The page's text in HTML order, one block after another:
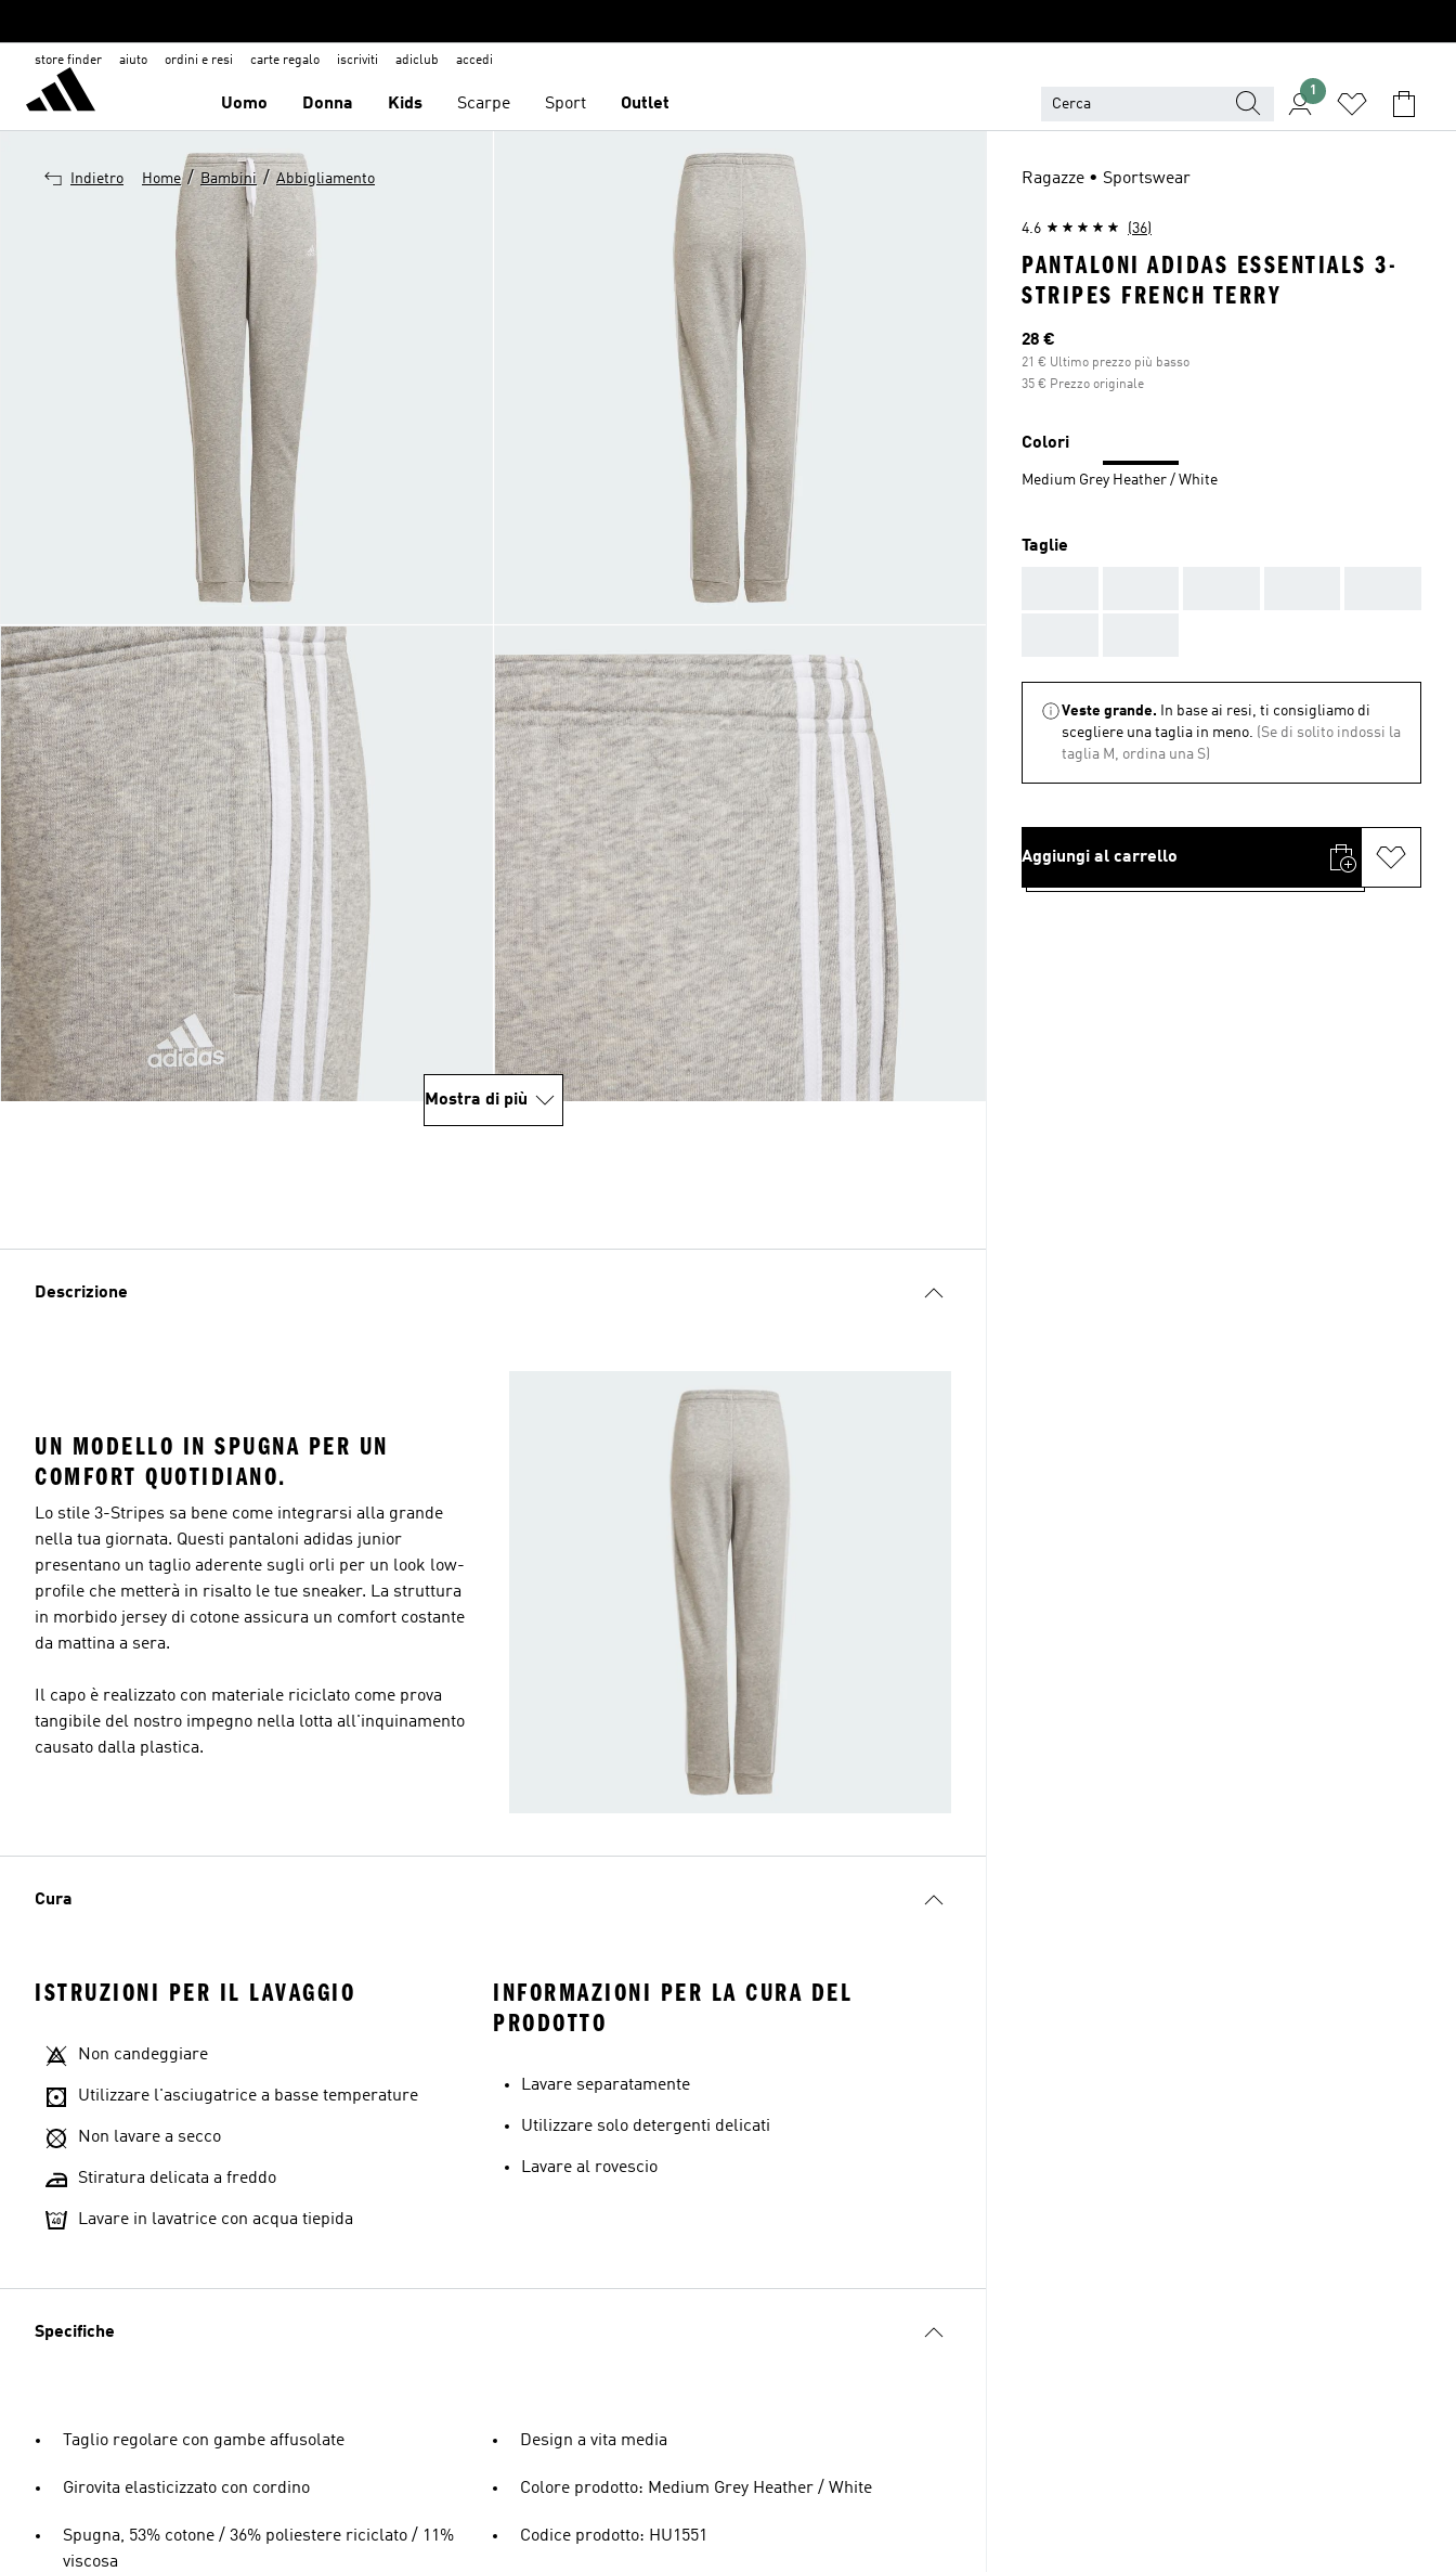
store finder aiuto ordini e resi carte regalo iscriviti adiclub accedi
Uomo Donna Kids Scarpe Sport Outlet
1
Indietro Home / Bambini / Abbigliamento
Mostra di più
Descrizione
UN MODELLO IN SPUGNA PER UN
COMFORT QUOTIDIANO.
Lo stile 3-Stripes sa bene come integrarsi alla grande
nella tua giornata. Questi pantaloni adidas junior
presentano un taglio aderente sugli orli per un look low-
profile che metterà in risalto le tue sneaker. La struttura
in morbido jersey di cotone assicura un comfort costante
da mattina a sera.
Il capo è realizzato con materiale riciclato come prova
tangibile del nostro impegno nella lotta all'inquinamento
causato dalla plastica.
Cura
ISTRUZIONI PER IL LAVAGGIO
Non candeggiare
Utilizzare l'asciugatrice a basse temperature
Non lavare a secco
Stiratura delicata a freddo
Lavare in lavatrice con acqua tiepida
INFORMAZIONI PER LA CURA DEL
PRODOTTO
Lavare separatamente
Utilizzare solo detergenti delicati
Lavare al rovescio
Specifiche
Taglio regolare con gambe affusolate
Girovita elasticizzato con cordino
Spugna, 53% cotone / 36% poliestere riciclato / 11%
viscosa
Design a vita media
Colore prodotto: Medium Grey Heather / White
Codice prodotto: HU1551
Ragazze • Sportswear
4.6 (36)
PANTALONI ADIDAS ESSENTIALS 3-
STRIPES FRENCH TERRY
Prezzo attuale
28 €
21 € Ultimo prezzo più basso
35 € Prezzo originale
Colori
Medium Grey Heather / White
Taglie
Veste grande.
In base ai resi, ti consigliamo di
scegliere una taglia in meno. (Se di solito indossi la
taglia M, ordina una S)
Aggiungi al carrello